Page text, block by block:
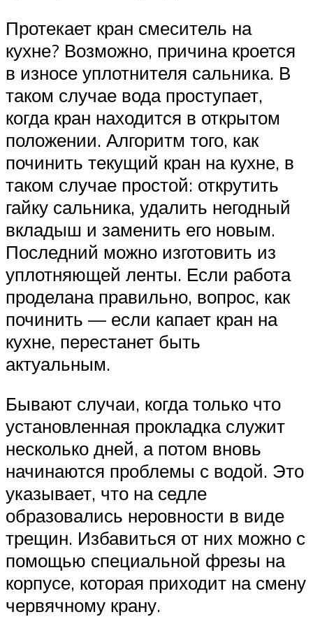
Протекает кран смеситель на
кухне? Возможно, причина кроется
в износе уплотнителя сальника. В
таком случае вода проступает,
когда кран находится в открытом
положении. Алгоритм того, как
починить текущий кран на кухне, в
таком случае простой: открутить
гайку сальника, удалить негодный
вкладыш и заменить его новым.
Последний можно изготовить из
уплотняющей ленты. Если работа
проделана правильно, вопрос, как
починить — если капает кран на
кухне, перестанет быть
актуальным.
Бывают случаи, когда только что
установленная прокладка служит
несколько дней, а потом вновь
начинаются проблемы с водой. Это
указывает, что на седле
образовались неровности в виде
трещин. Избавиться от них можно с
помощью специальной фрезы на
корпусе, которая приходит на смену
червячному крану.